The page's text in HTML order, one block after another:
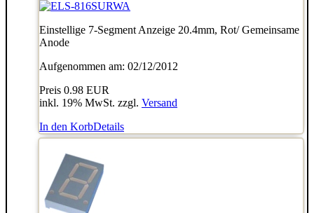
Einstellige 7-Segment Anzeige 20.4mm, Rot/ Gemeinsame
Anode
Aufgenommen am: 02/12/2012
Preis 0.98 EUR
inkl. 19% MwSt. zzgl. Versand
In den KorbDetails